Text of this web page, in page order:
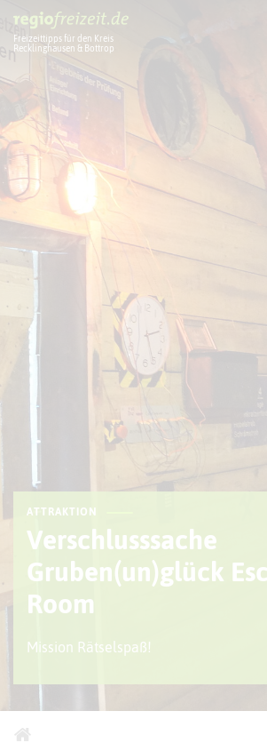
Freizeittipps für den Kreis
Recklinghausen & Bottrop
Sport + Bewegung
ATTRAKTION
Verschlusssache
Gruben(un)glück
Room
Mission Rätselspaß!